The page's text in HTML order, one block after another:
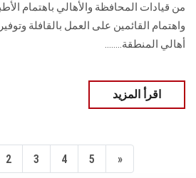
من قيادات المحافظة والأهالي باهتمام
واهتمام القائمين على العمل بالقافلة
أهالي المنطقة........
اقرأ المزيد
2 3 4 5 »